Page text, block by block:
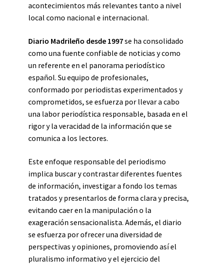
acontecimientos más relevantes tanto a nivel
local como nacional e internacional.
Diario Madrileño desde 1997se ha consolidado
como una fuente confiable de noticias y como
un referente en el panorama periodístico
español. Su equipo de profesionales,
conformado por periodistas experimentados y
comprometidos, se esfuerza por llevar a cabo
una labor periodística responsable, basada en el
rigor y la veracidad de la información que se
comunica a los lectores.
Este enfoque responsable del periodismo
implica buscar y contrastar diferentes fuentes
de información, investigar a fondo los temas
tratados y presentarlos de forma clara y precisa,
evitando caer en la manipulación o la
exageración sensacionalista. Además, el diario
se esfuerza por ofrecer una diversidad de
perspectivas y opiniones, promoviendo así el
pluralismo informativo y el ejercicio del